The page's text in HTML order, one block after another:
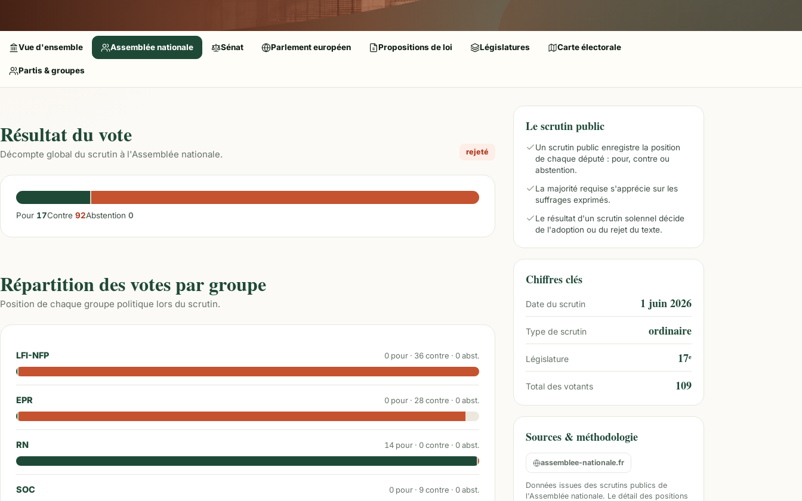
Vue d'ensemble Assemblée nationale Sénat Parlement européen Propositions de loi Législatures Carte électorale
Partis & groupes
Résultat du vote
Décompte global du scrutin à l'Assemblée nationale. rejeté
Pour 17Contre 92Abstention 0
Répartition des votes par groupe
Position de chaque groupe politique lors du scrutin.
LFI-NFP 0 pour · 36contre · 0abst.
EPR 0 pour · 28contre · 0abst.
RN 14 pour · 0contre · 0abst.
SOC 0 pour · 9contre · 0abst.
Le scrutin public
Un scrutin public enregistre la position
de chaque député : pour, contre ou
abstention.
La majorité requise s'apprécie sur les
suffrages exprimés.
Le résultat d'un scrutin solennel décide
de l'adoption ou du rejet du texte.
Chiffres clés
Date du scrutin 1 juin 2026
Type de scrutin ordinaire
Législature 17ᵉ
Total des votants 109
Sources & méthodologie
assemblee-nationale.fr
Données issues des scrutins publics de
l'Assemblée nationale. Le détail des positions